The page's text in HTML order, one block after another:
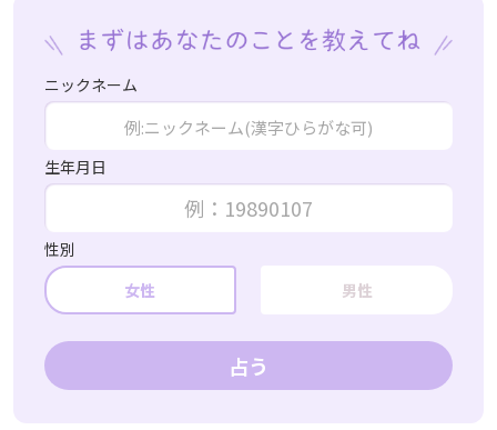
ニックネーム
生年月日
性別
女性
男性